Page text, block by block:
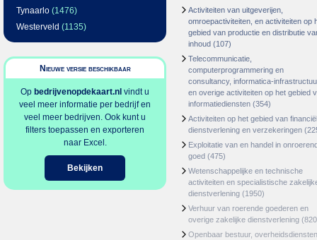
Tynaarlo (1476)
Westerveld (1135)
Nieuwe versie beschikbaar
Op bedrijvenopdekaart.nl vindt u
veel meer informatie per bedrijf en
veel meer bedrijven. Ook kunt u
filters toepassen en exporteren
naar Excel.
Bekijken
Activiteiten van uitgeverijen,
omroepactiviteiten, en activiteiten op
gebied van productie en distributie
inhoud (107)
Telecommunicatie,
computerprogrammering en
consultancy, informatica-
en overige activiteiten op het gebied
informatiediensten (354)
Activiteiten op het gebied van
dienstverlening en verzekeringen
Exploitatie van en handel in
goed (475)
Wetenschappelijke en technische
activiteiten en specialistische
dienstverlening (1950)
Verhuur van roerende goederen en
overige zakelijke dienstverlening
Openbaar bestuur, overheidsdiensten